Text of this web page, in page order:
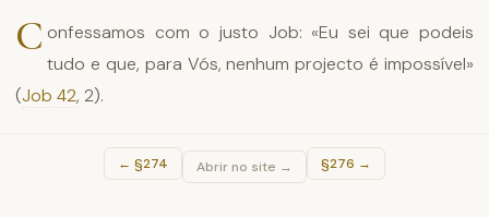
C onfessamos com o justo Job: «Eu sei que podeis
tudo e que, para Vós, nenhum projecto é impossível»
(Job 42, 2).
← §274 Abrir no site → §276 →